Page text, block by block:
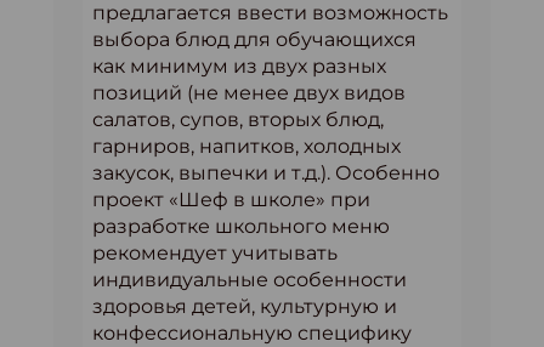
предлагается ввести возможность
выбора блюд для обучающихся
как минимум из двух разных
позиций (не менее двух видов
салатов, супов, вторых блюд,
гарниров, напитков, холодных
закусок, выпечки и т.д.). Особенно
проект «Шеф в школе» при
разработке школьного меню
рекомендует учитывать
индивидуальные особенности
здоровья детей, культурную и
конфессиональную специфику